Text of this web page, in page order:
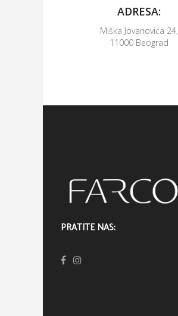
ADRESA:
Miška Jovanovića 24,
11000 Beograd
PRATITE NAS: